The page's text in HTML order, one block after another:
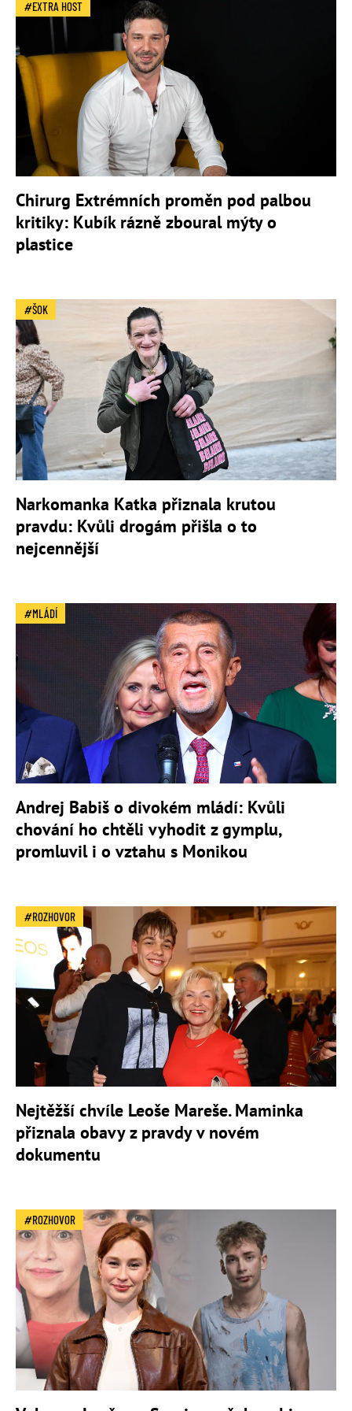
EXTRA HOST
Chirurg Extrémních proměn pod palbou
kritiky: Kubík rázně zboural mýty o
plastice
ŠOK
Narkomanka Katka přiznala krutou
pravdu: Kvůli drogám přišla o to
nejcennější
MLÁDÍ
Andrej Babiš o divokém mládí: Kvůli
chování ho chtěli vyhodit z gymplu,
promluvil i o vztahu s Monikou
ROZHOVOR
Nejtěžší chvíle Leoše Mareše. Maminka
přiznala obavy z pravdy v novém
dokumentu
ROZHOVOR